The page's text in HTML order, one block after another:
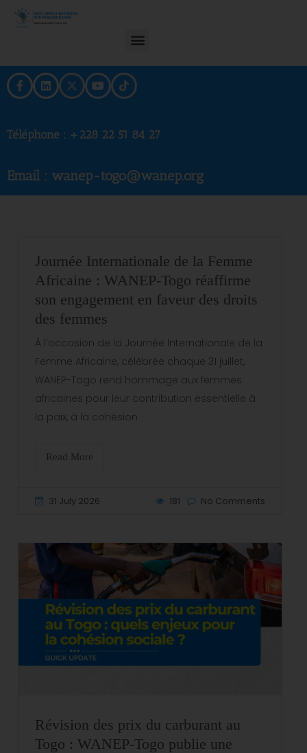
Téléphone : +228 22 51 84 27
Email : wanep-togo@wanep.org
Journée Internationale de la Femme
Africaine : WANEP-Togo réaffirme
son engagement en faveur des droits
des femmes
À l’occasion de la Journée Internationale de la
Femme Africaine, célébrée chaque 31 juillet,
WANEP-Togo rend hommage aux femmes
africaines pour leur contribution essentielle à
la paix, à la cohésion
Read More
31 July 2026 181 No Comments
Révision des prix du carburant au
Togo : WANEP-Togo publie une